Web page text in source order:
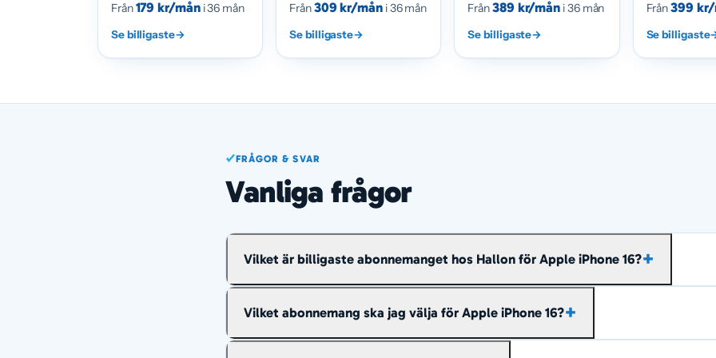
Från179 kr/måni 36 mån
Se billigaste→
Från309 kr/måni 36 mån
Se billigaste→
Från389 kr/mån i 36 mån
Se billigaste→
Från399 kr/
Se billigaste
FRÅGOR & SVAR
Vanliga frågor
Vilket är billigaste abonnemanget hos Hallon för Apple iPhone 16?
och sms inom Sverige.
Vilket abonnemang ska jag välja för Apple iPhone 16?